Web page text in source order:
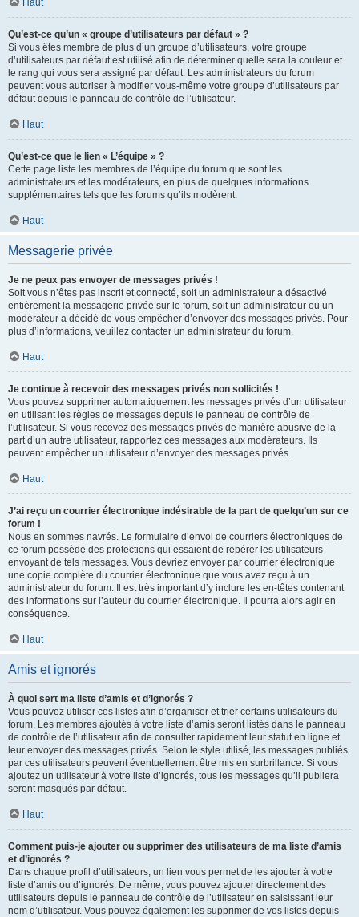
Haut
Qu’est-ce qu’un « groupe d’utilisateurs par défaut » ?
Si vous êtes membre de plus d’un groupe d’utilisateurs, votre groupe
d’utilisateurs par défaut est utilisé afin de déterminer quelle sera la couleur et
le rang qui vous sera assigné par défaut. Les administrateurs du forum
peuvent vous autoriser à modifier vous-même votre groupe d’utilisateurs par
défaut depuis le panneau de contrôle de l’utilisateur.
Haut
Qu’est-ce que le lien « L’équipe » ?
Cette page liste les membres de l’équipe du forum que sont les
administrateurs et les modérateurs, en plus de quelques informations
supplémentaires tels que les forums qu’ils modèrent.
Haut
Messagerie privée
Je ne peux pas envoyer de messages privés !
Soit vous n’êtes pas inscrit et connecté, soit un administrateur a désactivé
entièrement la messagerie privée sur le forum, soit un administrateur ou un
modérateur a décidé de vous empêcher d’envoyer des messages privés. Pour
plus d’informations, veuillez contacter un administrateur du forum.
Haut
Je continue à recevoir des messages privés non sollicités !
Vous pouvez supprimer automatiquement les messages privés d’un utilisateur
en utilisant les règles de messages depuis le panneau de contrôle de
l’utilisateur. Si vous recevez des messages privés de manière abusive de la
part d’un autre utilisateur, rapportez ces messages aux modérateurs. Ils
peuvent empêcher un utilisateur d’envoyer des messages privés.
Haut
J’ai reçu un courrier électronique indésirable de la part de quelqu’un sur ce
forum !
Nous en sommes navrés. Le formulaire d’envoi de courriers électroniques de
ce forum possède des protections qui essaient de repérer les utilisateurs
envoyant de tels messages. Vous devriez envoyer par courrier électronique
une copie complète du courrier électronique que vous avez reçu à un
administrateur du forum. Il est très important d’y inclure les en-têtes contenant
des informations sur l’auteur du courrier électronique. Il pourra alors agir en
conséquence.
Haut
Amis et ignorés
À quoi sert ma liste d’amis et d’ignorés ?
Vous pouvez utiliser ces listes afin d’organiser et trier certains utilisateurs du
forum. Les membres ajoutés à votre liste d’amis seront listés dans le panneau
de contrôle de l’utilisateur afin de consulter rapidement leur statut en ligne et
leur envoyer des messages privés. Selon le style utilisé, les messages publiés
par ces utilisateurs peuvent éventuellement être mis en surbrillance. Si vous
ajoutez un utilisateur à votre liste d’ignorés, tous les messages qu’il publiera
seront masqués par défaut.
Haut
Comment puis-je ajouter ou supprimer des utilisateurs de ma liste d’amis
et d’ignorés ?
Dans chaque profil d’utilisateurs, un lien vous permet de les ajouter à votre
liste d’amis ou d’ignorés. De même, vous pouvez ajouter directement des
utilisateurs depuis le panneau de contrôle de l’utilisateur en saisissant leur
nom d’utilisateur. Vous pouvez également les supprimer de vos listes depuis